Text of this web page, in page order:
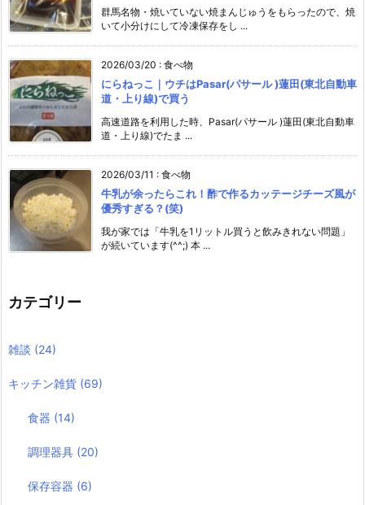
群馬名物・焼いていない焼まんじゅうをもらったので、焼
いて小分けにして冷凍保存をし ...
2026/03/20 : 食べ物
にらねっこ｜ウチはPasar(パサール )蓮田(東北自動車
道・上り線)で買う
高速道路を利用した時、Pasar(パサール )蓮田(東北自動車
道・上り線)でたま ...
2026/03/11 : 食べ物
牛乳が余ったらこれ！酢で作るカッテージチーズ風が
優秀すぎる？(笑)
我が家では「牛乳を1リットル買うと飲みきれない問題」
が続いています(^^;) 本 ...
カテゴリー
雑談 (24)
キッチン雑貨 (69)
食器 (14)
調理器具 (20)
保存容器 (6)